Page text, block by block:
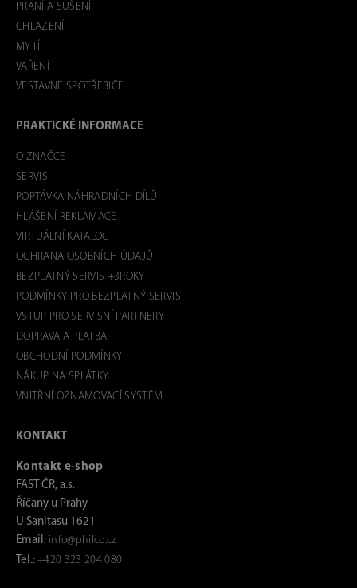
PRANÍ A SUŠENÍ
CHLAZENÍ
MYTÍ
VAŘENÍ
VESTAVNÉ SPOTŘEBIČE
PRAKTICKÉ INFORMACE
O ZNAČCE
SERVIS
POPTÁVKA NÁHRADNÍCH DÍLŮ
HLÁŠENÍ REKLAMACE
VIRTUÁLNÍ KATALOG
OCHRANA OSOBNÍCH ÚDAJŮ
BEZPLATNÝ SERVIS +3ROKY
PODMÍNKY PRO BEZPLATNÝ SERVIS
VSTUP PRO SERVISNÍ PARTNERY
DOPRAVA A PLATBA
OBCHODNÍ PODMÍNKY
NÁKUP NA SPLÁTKY
VNITŘNÍ OZNAMOVACÍ SYSTÉM
KONTAKT
Kontakt e-shop
FAST ČR, a.s.
Říčany u Prahy
U Sanitasu 1621
Email: info@philco.cz
Tel.: +420 323 204 080